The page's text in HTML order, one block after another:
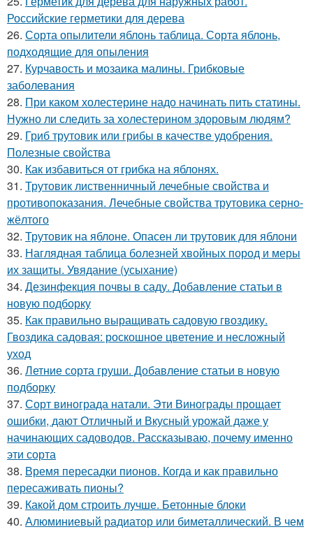
Российские герметики для дерева
26. Сорта опылители яблонь таблица. Сорта яблонь,
подходящие для опыления
27. Курчавость и мозаика малины. Грибковые
заболевания
28. При каком холестерине надо начинать пить статины.
Нужно ли следить за холестерином здоровым людям?
29. Гриб трутовик или грибы в качестве удобрения.
Полезные свойства
30. Как избавиться от грибка на яблонях.
31. Трутовик лиственничный лечебные свойства и
противопоказания. Лечебные свойства трутовика серно-
жёлтого
32. Трутовик на яблоне. Опасен ли трутовик для яблони
33. Наглядная таблица болезней хвойных пород и меры
их защиты. Увядание (усыхание)
34. Дезинфекция почвы в саду. Добавление статьи в
новую подборку
35. Как правильно выращивать садовую гвоздику.
Гвоздика садовая: роскошное цветение и несложный
уход
36. Летние сорта груши. Добавление статьи в новую
подборку
37. Сорт винограда натали. Эти Винограды прощает
ошибки, дают Отличный и Вкусный урожай даже у
начинающих садоводов. Рассказываю, почему именно
эти сорта
38. Время пересадки пионов. Когда и как правильно
пересаживать пионы?
39. Какой дом строить лучше. Бетонные блоки
40. Алюминиевый радиатор или биметаллический. В чем